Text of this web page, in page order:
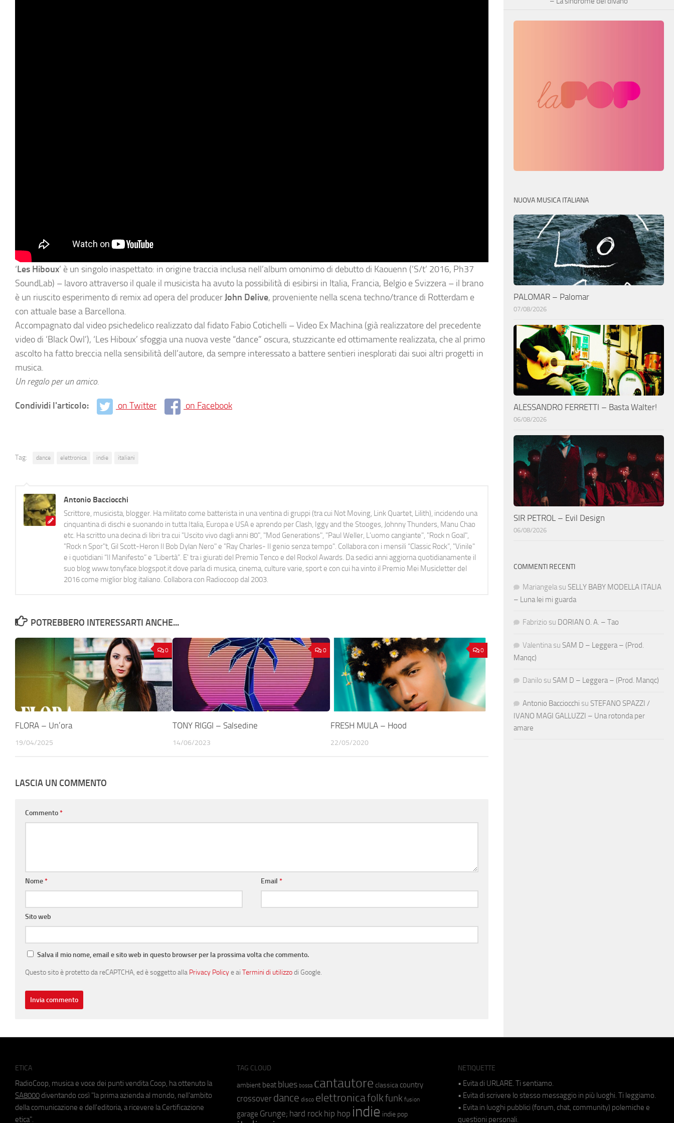
‘Les Hiboux’ è un singolo inaspettato: in origine traccia inclusa nell’album omonimo di debutto di Kaouenn (’S/t’ 2016, Ph37
SoundLab) – lavoro attraverso il quale il musicista ha avuto la possibilità di esibirsi in Italia, Francia, Belgio e Svizzera – il brano
è un riuscito esperimento di remix ad opera del producerJohn Delive, proveniente nella scena techno/trance di Rotterdam e
con attuale base a Barcellona.
Accompagnato dal video psichedelico realizzato dal fidato Fabio Cotichelli – Video Ex Machina (già realizzatore del precedente
video di ‘Black Owl’), ‘Les Hiboux’ sfoggia una nuova veste “dance” oscura, stuzzicante ed ottimamente realizzata, che al primo
ascolto ha fatto breccia nella sensibilità dell’autore, da sempre interessato a battere sentieri inesplorati dai suoi altri progetti in
musica.
Un regalo per un amico.
Condividi l'articolo: on Twitter on Facebook
Tag: dance elettronica indie italiani
Antonio Bacciocchi
Scrittore, musicista, blogger. Ha militato come batterista in una ventina di gruppi (tra cui Not Moving, Link Quartet, Lilith), incidendo una
cinquantina di dischi e suonando in tutta Italia, Europa e USA e aprendo per Clash, Iggy and the Stooges, Johnny Thunders, Manu Chao
etc. Ha scritto una decina di libri tra cui "Uscito vivo dagli anni 80", "Mod Generations", "Paul Weller, L’uomo cangiante", "Rock n Goal",
"Rock n Spor"t, Gil Scott-Heron Il Bob Dylan Nero" e "Ray Charles- Il genio senza tempo". Collabora con i mensili “Classic Rock”, "Vinile"
e i quotidiani “Il Manifesto” e “Libertà”. E' tra i giurati del Premio Tenco e del Rockol Awards. Da sedici anni aggiorna quotidianamente il
suo blog www.tonyface.blogspot.it dove parla di musica, cinema, culture varie, sport e con cui ha vinto il Premio Mei Musicletter del
2016 come miglior blog italiano. Collabora con Radiocoop dal 2003.
POTREBBERO INTERESSARTI ANCHE...
0
FLORA – Un’ora
19/04/2025
0
TONY RIGGI – Salsedine
14/06/2023
0
FRESH MULA – Hood
22/05/2020
LASCIA UN COMMENTO
Commento*
Nome* Email*
Sito web
Salva il mio nome, email e sito web in questo browser per la prossima volta che commento.
Questo sito è protetto da reCAPTCHA, ed è soggetto alla Privacy Policye ai Termini di utilizzodi Google.
NUOVA MUSICA ITALIANA
PALOMAR – Palomar
07/08/2026
ALESSANDRO FERRETTI – Basta Walter!
06/08/2026
SIR PETROL – Evil Design
06/08/2026
COMMENTI RECENTI
Mariangela su SELLY BABY MODELLA ITALIA
– Luna lei mi guarda
Fabrizio su DORIAN O. A. – Tao
Valentina su SAM D – Leggera – (Prod.
Manqc)
Danilo su SAM D – Leggera – (Prod. Manqc)
Antonio Bacciocchi su STEFANO SPAZZI /
IVANO MAGI GALLUZZI – Una rotonda per
amare
ETICA
RadioCoop, musica e voce dei punti vendita Coop, ha ottenuto la
SA8000 diventando così "la prima azienda al mondo, nell'ambito
della comunicazione e dell'editoria, a ricevere la Certificazione
etica".
TAG CLOUD
ambient beat blues bossa cantautore classica country
crossover dance disco elettronicafolkfunk fusion
garage Grunge; hard rock hip hop indie indie pop
NETIQUETTE
• Evita di URLARE. Ti sentiamo.
• Evita di scrivere lo stesso messaggio in più luoghi. Ti leggiamo.
• Evita in luoghi pubblici (forum, chat, community) polemiche e
questioni personali.